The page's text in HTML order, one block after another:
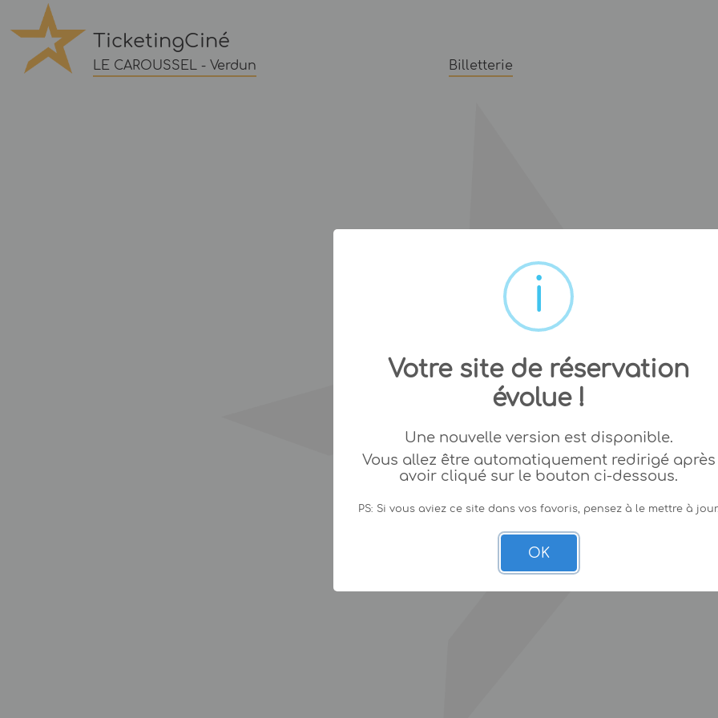
TicketingCiné
LE CAROUSSEL - Verdun Billetterie
Votre site de réservation
évolue !
Une nouvelle version est disponible.
Vous allez être automatiquement redirigé après
avoir cliqué sur le bouton ci-dessous.
PS: Si vous aviez ce site dans vos favoris, pensez à le mettre à
OK